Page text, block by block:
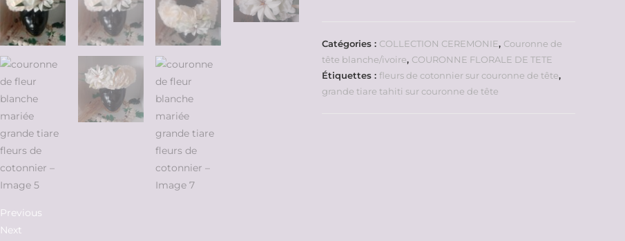
Previous
Next
Catégories : COLLECTION CEREMONIE, Couronne de
tête blanche/ivoire, COURONNE FLORALE DE TETE
Étiquettes :fleurs de cotonnier sur couronne de tête,
grande tiare tahiti sur couronne de tête